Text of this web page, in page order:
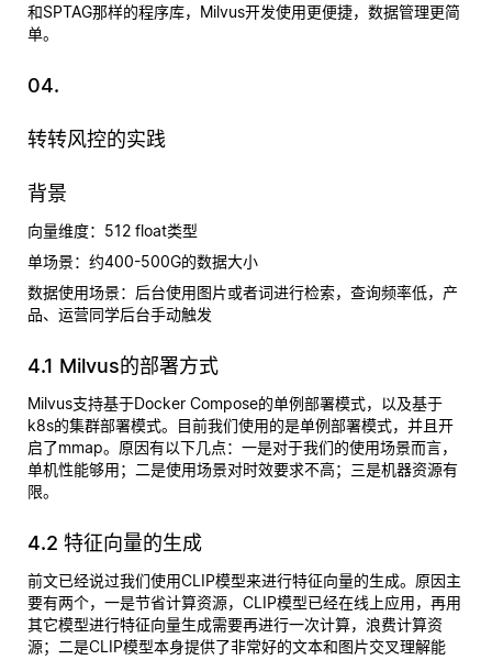
和SPTAG那样的程序库，Milvus开发使用更便捷，数据管理更简
单。
04.
转转风控的实践
背景
向量维度：512 float类型
单场景：约400-500G的数据大小
数据使用场景：后台使用图片或者词进行检索，查询频率低，产
品、运营同学后台手动触发
4.1 Milvus的部署方式
Milvus支持基于Docker Compose的单例部署模式，以及基于
k8s的集群部署模式。目前我们使用的是单例部署模式，并且开
启了mmap。原因有以下几点：一是对于我们的使用场景而言，
单机性能够用；二是使用场景对时效要求不高；三是机器资源有
限。
4.2 特征向量的生成
前文已经说过我们使用CLIP模型来进行特征向量的生成。原因主
要有两个，一是节省计算资源，CLIP模型已经在线上应用，再用
其它模型进行特征向量生成需要再进行一次计算，浪费计算资
源；二是CLIP模型本身提供了非常好的文本和图片交叉理解能